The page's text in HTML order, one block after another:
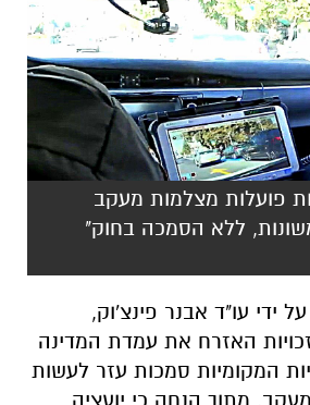
פועלות מצלמות מעקב
ללא הסמכה בחוק"
ידי עו"ד אבנר פינצ'וק,
האזרח את עמדת המדינה
המקומיות סמכות עזר לעשות
מתוך הנחה כי יועציה